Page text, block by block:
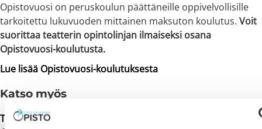
Opistovuosi on peruskoulun päättäneille oppivelvollisille
tarkoitettu lukuvuoden mittainen maksuton koulutus. Voit
suorittaa teatterin opintolinjan ilmaiseksi osana
Opistovuosi-koulutusta.
Lue lisää Opistovuosi-koulutuksesta
Katso myös
Teatteriopinnot ovat muutakin kuin näyttelemistä –